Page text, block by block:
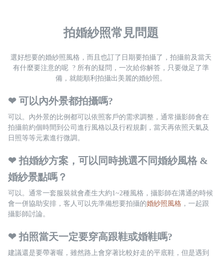
拍婚紗照常見問題
選好想要的婚紗照風格，而且也訂了日期要拍攝了，拍攝前及當天
有什麼要注意的呢  ? 所有的疑問，一次給你解答，只要做足了準
備，就能順利拍攝出美麗的婚紗照。
❤︎ 可以內外景都拍攝嗎?
可以。內外景的比例都可以依照客戶的需求調整，通常攝影師會在
拍攝前約個時間到公司進行風格以及行程規劃，當天再依照天氣及
日照等等元素進行微調。
❤︎ 拍婚紗方案，可以同時挑選不同婚紗風格 &
婚紗景點嗎？
可以。通常一套服裝就會產生大約1~2種風格，攝影師在溝通的時候
會一併協助安排，客人可以先準備想要拍攝的婚紗照風格 ，一起跟
攝影師討論。
❤︎ 拍照當天一定要穿高跟鞋或婚鞋嗎?
建議還是要帶著喔，雖然路上會穿著比較好走的平底鞋，但是遇到